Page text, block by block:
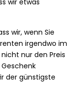
wir etwas
wir, wenn Sie
irgendwo im
nur den Preis
der günstigste